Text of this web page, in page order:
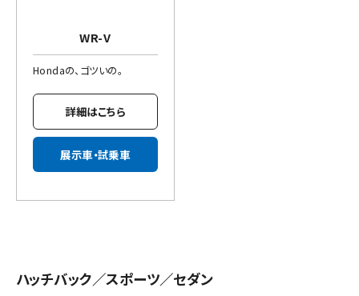
WR-V
Hondaの、ゴツいの。
詳細はこちら
展示車・試乗車
ハッチバック／スポーツ／セダン